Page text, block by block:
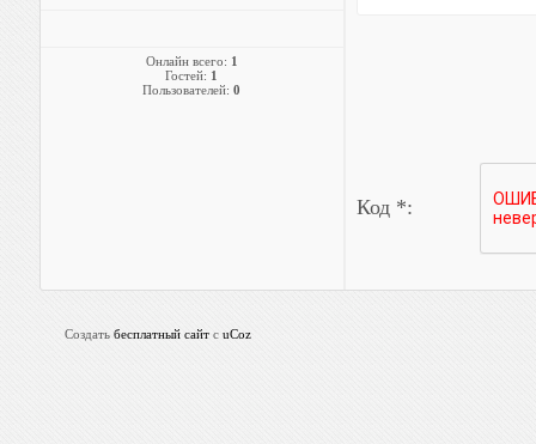
Онлайн всего: 1
Гостей: 1
Пользователей: 0
Код *:
Создать бесплатный сайт с uCoz